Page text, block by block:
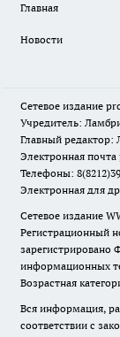
Главная
Новости
Сетевое издание
Учредитель:
Главный редактор:
Электронная почта
Телефоны:
Электронная для
Сетевое издание
Регистрационный
зарегистрировано
информационных
Возрастная
Вся информация,
соответствии с